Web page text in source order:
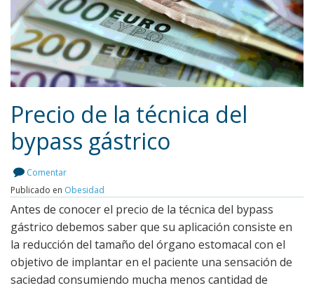
Precio de la técnica del
bypass gástrico
Comentar
Publicado en Obesidad
Antes de conocer el precio de la técnica del bypass
gástrico debemos saber que su aplicación consiste en
la reducción del tamaño del órgano estomacal con el
objetivo de implantar en el paciente una sensación de
saciedad consumiendo mucha menos cantidad de